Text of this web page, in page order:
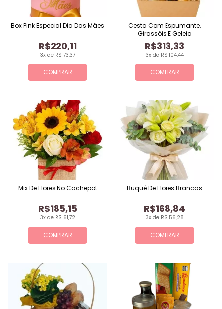
COMPRAR
3x de R$ 73,37
R$220,11
Box Pink Especial Dia Das Mães
COMPRAR
3x de R$ 104,44
R$313,33
Cesta Com Espumante,
Girassóis E Geleia
COMPRAR
3x de R$ 61,72
R$185,15
Mix De Flores No Cachepot
COMPRAR
3x de R$ 56,28
R$168,84
Buquê De Flores Brancas